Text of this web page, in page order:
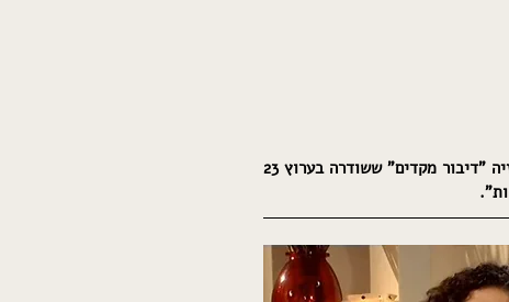
מתוך סדרת הטלויזיה "דיבור מקדים" ששודרה בערוץ 23